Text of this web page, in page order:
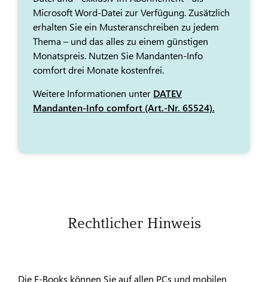
Microsoft Word-Datei zur Verfügung. Zusätzlich
erhalten Sie ein Musteranschreiben zu jedem
Thema – und das alles zu einem günstigen
Monatspreis. Nutzen Sie Mandanten-Info
comfort drei Monate kostenfrei.
Weitere Informationen unter DATEV
Mandanten-Info comfort (Art.-Nr. 65524).
Rechtlicher Hinweis
Die E-Books können Sie auf allen PCs und mobilen